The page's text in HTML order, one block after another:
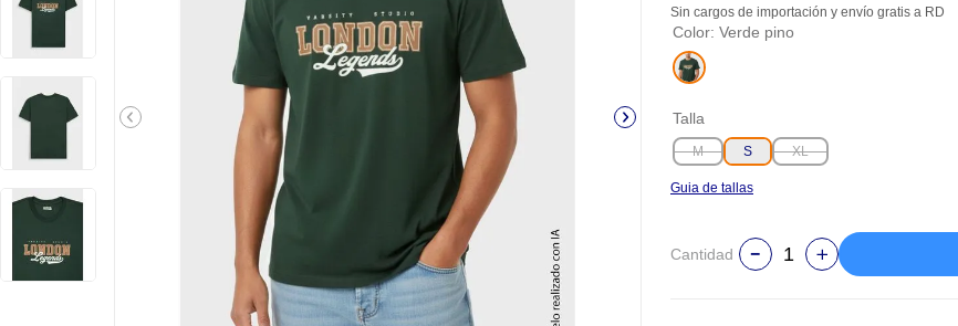
Sin cargos de importación y envío gratis a RD
Color: Verde pino
Talla
M S XL
Guia de tallas
Cantidad